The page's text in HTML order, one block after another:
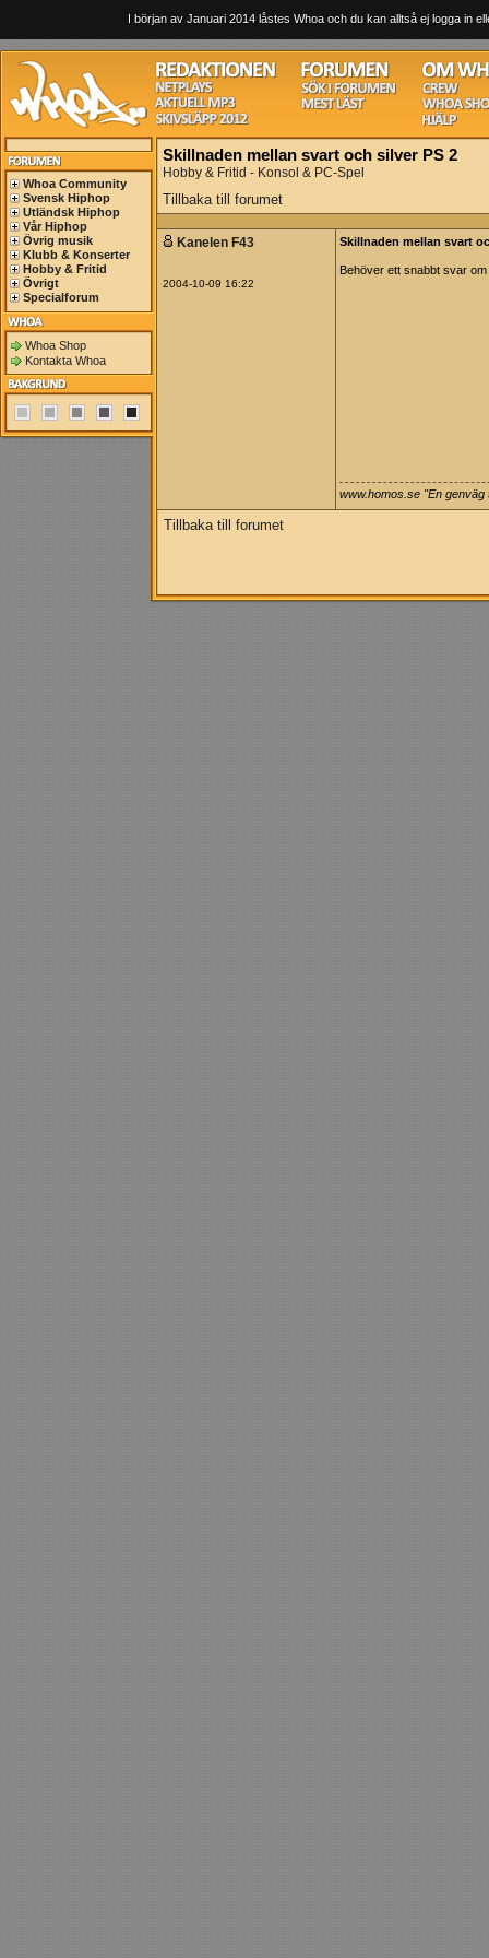
I början av Januari 2014 låstes Whoa och du kan alltså ej logga in
Whoa Community
Svensk Hiphop
Utländsk Hiphop
Vår Hiphop
Övrig musik
Klubb & Konserter
Hobby & Fritid
Övrigt
Specialforum
Whoa Shop
Kontakta Whoa
Skillnaden mellan svart och silver PS 2
Hobby & Fritid - Konsol & PC-Spel
Tillbaka till forumet
Kanelen F43
2004-10-09 16:22
Skillnaden mellan svart
Behöver ett snabbt svar
www.homos.se "En genväg
Tillbaka till forumet